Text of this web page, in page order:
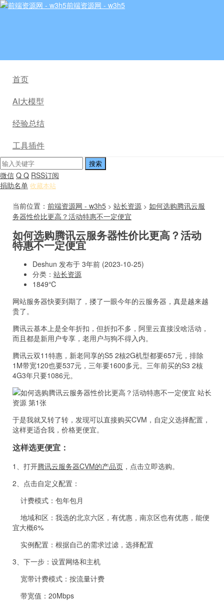
前端资源网 - w3h5
首页
AI大模型
经验总结
工具插件
微信 Q Q RSS订阅
捐助名单 收藏本站
当前位置： 前端资源网 - w3h5 > 站长资源 > 如何选购腾讯云服
务器性价比更高？活动特惠不一定便宜
如何选购腾讯云服务器性价比更高？活动
特惠不一定便宜
Deshun 发布于 3年前 (2023-10-25)
分类： 站长资源
1849℃
网站服务器快要到期了，搂了一眼今年的云服务器，真是越来越
贵了。
腾讯云基本上是全年折扣，但折扣不多，阿里云直接没啥活动，
而且都是新用户专享，老用户与狗不得入内。
腾讯云双11特惠，新老同享的S5 2核2G机型都要657元，排除
1M带宽120也要537元，三年要1600多元。三年前买的S3 2核
4G3年只要1086元。
于是我就又转了转，发现可以直接购买CVM，自定义选择配置，
这样更适合我，价格更便宜。
这样选更便宜：
1、打开腾讯云服务器CVM的产品页 ，点击立即选购。
2、点击自定义配置：
计费模式：包年包月
地域和区：我选的北京六区，有优惠，南京区也有优惠，能便
宜大概6%
实例配置：根据自己的需求过滤，选择配置
3、下一步：设置网络和主机
宽带计费模式：按流量计费
带宽值：20Mbps